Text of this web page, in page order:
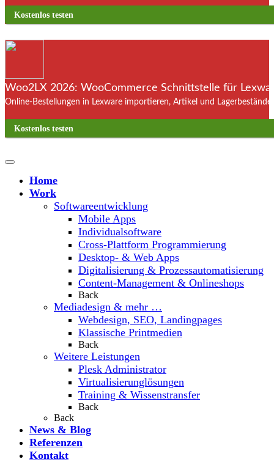
Kostenlos testen
Woo2LX 2026: WooCommerce Schnittstelle für
Online-Bestellungen in Lexware importieren, Artikel und
Kostenlos testen
Home
Work
Softwareentwicklung
Mobile Apps
Individualsoftware
Cross-Plattform Programmierung
Desktop- & Web Apps
Digitalisierung & Prozessautomatisierung
Content-Management & Onlineshops
Back
Mediadesign & mehr …
Webdesign, SEO, Landingpages
Klassische Printmedien
Back
Weitere Leistungen
Plesk Administrator
Virtualisierunglösungen
Training & Wissenstransfer
Back
Back
News & Blog
Referenzen
Kontakt